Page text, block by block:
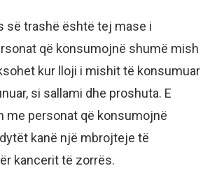
së trashë është tej mase i
që konsumojnë shumë mish
kur lloji i mishit të konsumuar
si sallami dhe proshuta. E
me personat që konsumojnë
kanë një mbrojteje të
kancerit të zorrës.